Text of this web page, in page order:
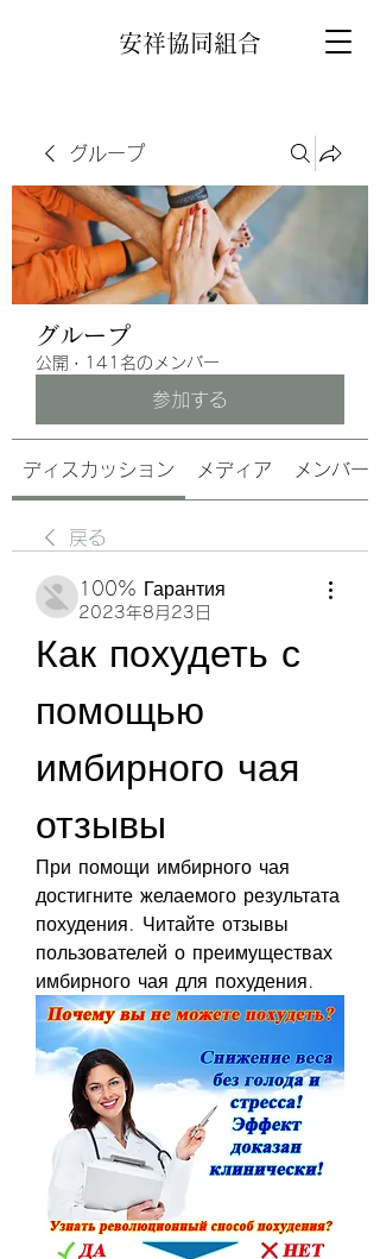
安祥協同組合
グループ
グループ
公開 · 141名のメンバー
参加する
ディスカッション メディア メンバー
戻る
100% Гарантия
2023年8月23日
Как похудеть с
помощью
имбирного чая
отзывы
При помощи имбирного чая
достигните желаемого результата
похудения. Читайте отзывы
пользователей о преимуществах
имбирного чая для похудения.